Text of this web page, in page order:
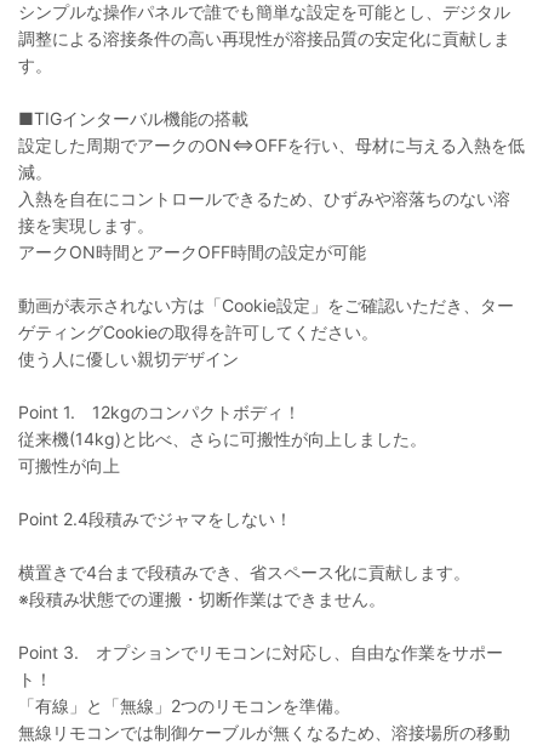
シンプルな操作パネルで誰でも簡単な設定を可能とし、デジタル
調整による溶接条件の高い再現性が溶接品質の安定化に貢献しま
す。
■TIGインターバル機能の搭載
設定した周期でアークのON⇔OFFを行い、母材に与える入熱を低
減。
入熱を自在にコントロールできるため、ひずみや溶落ちのない溶
接を実現します。
アークON時間とアークOFF時間の設定が可能
動画が表示されない方は「Cookie設定」をご確認いただき、ター
ゲティングCookieの取得を許可してください。
使う人に優しい親切デザイン
Point 1. 12kgのコンパクトボディ！
従来機(14kg)と比べ、さらに可搬性が向上しました。
可搬性が向上
Point 2.4段積みでジャマをしない！
横置きで4台まで段積みでき、省スペース化に貢献します。
※段積み状態での運搬・切断作業はできません。
Point 3. オプションでリモコンに対応し、自由な作業をサポー
ト！
「有線」と「無線」2つのリモコンを準備。
無線リモコンでは制御ケーブルが無くなるため、溶接場所の移動